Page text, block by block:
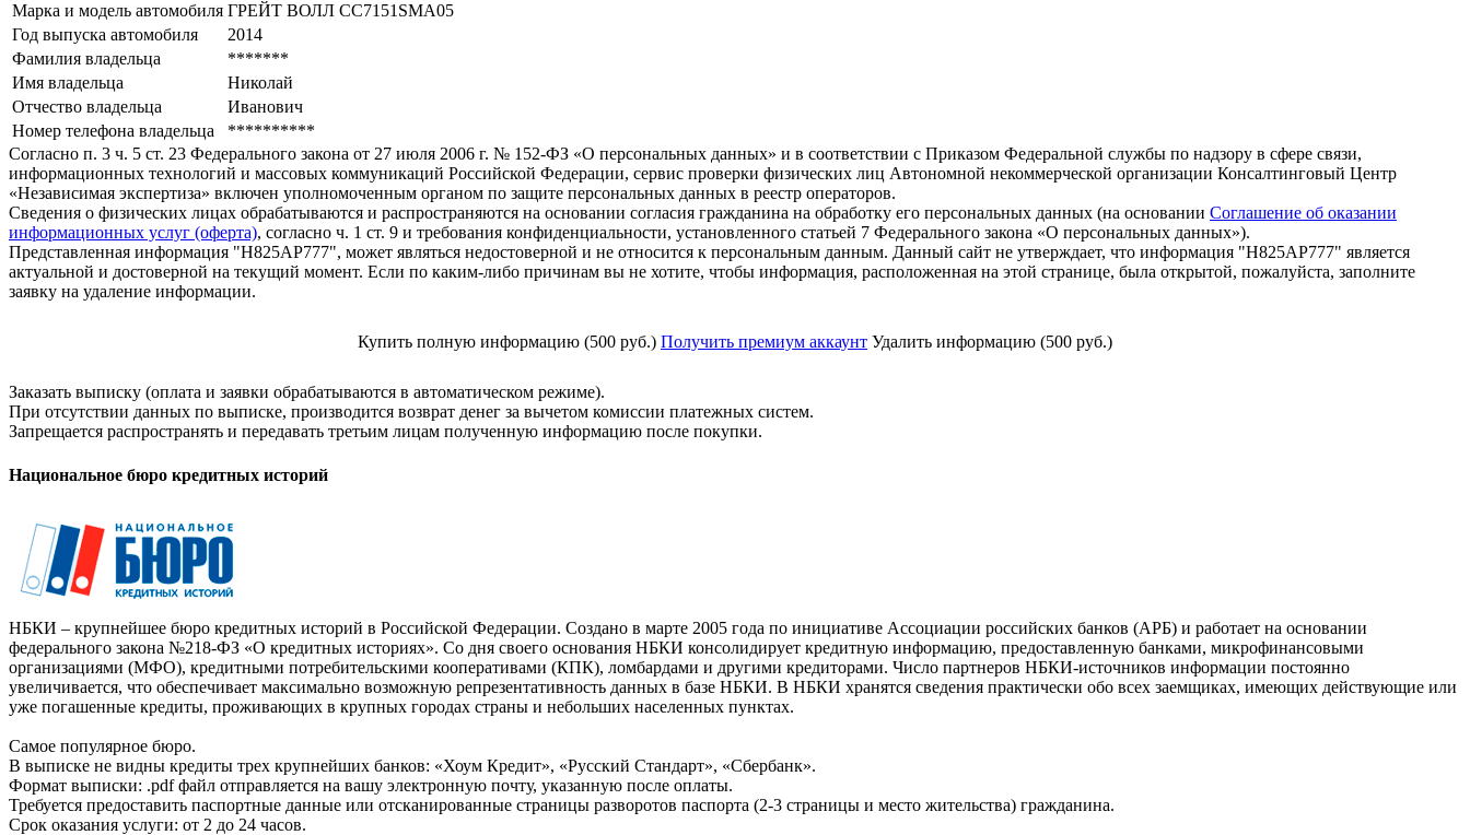
Марка и модель автомобиля ГРЕЙТ ВОЛЛ СС7151SМА05
Год выпуска автомобиля
2014
Фамилия владельца
*******
Имя владельца
Николай
Отчество владельца
Иванович
Номер телефона владельца
**********
Согласно п. 3 ч. 5 ст. 23 Федерального закона от 27 июля 2006 г. № 152-ФЗ «О персональных данных» и в соответствии с Приказом Федеральной службы по надзору в сфере связи,
информационных технологий и массовых коммуникаций Российской Федерации, сервис проверки физических лиц Автономной некоммерческой организации Консалтинговый Центр
«Независимая экспертиза» включен уполномоченным органом по защите персональных данных в реестр операторов.
Сведения о физических лицах обрабатываются и распространяются на основании согласия гражданина на обработку его персональных данных (на основании Соглашение об оказании
информационных услуг (оферта), согласно ч. 1 ст. 9 и требования конфиденциальности, установленного статьей 7 Федерального закона «О персональных данных»).
Представленная информация "Н825АР777", может являться недостоверной и не относится к персональным данным. Данный сайт не утверждает, что информация "Н825АР777" является
актуальной и достоверной на текущий момент. Если по каким-либо причинам вы не хотите, чтобы информация, расположенная на этой странице, была открытой, пожалуйста, заполните
заявку на удаление информации.
Купить полную информацию (500 руб.) Получить премиум аккаунт Удалить информацию (500 руб.)
Заказать выписку (оплата и заявки обрабатываются в автоматическом режиме).
При отсутствии данных по выписке, производится возврат денег за вычетом комиссии платежных систем.
Запрещается распространять и передавать третьим лицам полученную информацию после покупки.
Национальное бюро кредитных историй
НБКИ – крупнейшее бюро кредитных историй в Российской Федерации. Создано в марте 2005 года по инициативе Ассоциации российских банков (АРБ) и работает на основании
федерального закона №218-ФЗ «О кредитных историях». Со дня своего основания НБКИ консолидирует кредитную информацию, предоставленную банками, микрофинансовыми
организациями (МФО), кредитными потребительскими кооперативами (КПК), ломбардами и другими кредиторами. Число партнеров НБКИ-источников информации постоянно
увеличивается, что обеспечивает максимально возможную репрезентативность данных в базе НБКИ. В НБКИ хранятся сведения практически обо всех заемщиках, имеющих действующие или
уже погашенные кредиты, проживающих в крупных городах страны и небольших населенных пунктах.
Самое популярное бюро.
В выписке не видны кредиты трех крупнейших банков: «Хоум Кредит», «Русский Стандарт», «Сбербанк».
Формат выписки: .pdf файл отправляется на вашу электронную почту, указанную после оплаты.
Требуется предоставить паспортные данные или отсканированные страницы разворотов паспорта (2-3 страницы и место жительства) гражданина.
Срок оказания услуги: от 2 до 24 часов.